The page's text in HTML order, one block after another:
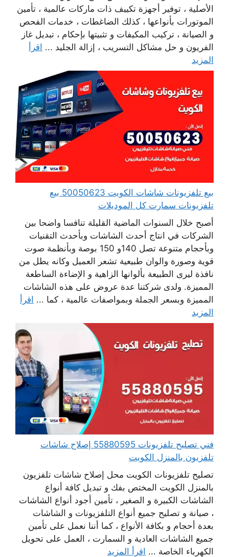
الأصلية ، توفير أجهزة تكييف ذات ماركات عالمية ، تأمين
الموتورات بأنواعها ، كذلك الضاغطات ، خدمات الفحص
و الصيانة ، تركيب المكيفات و تثبيتها بإحكام ، تبديل غاز
الفريون و حل مشاكل التسريب ، إزالة الجليد ... اقرأ
المزيد
بيع تلفزيونات شاشات الكويت 50050623 بيع
تلفزيونات سمارت كل الموديلات
أصبح خلال السنوات الماضية القليلة تنافسا واضحا بين
الشركات في انتاج أحدث الشاشات وبأحدث التقنيات
وبأحجام متنوعة تصل 140و 150 بوصة وبأنظمة صوت
قوية وصورة والوان طبيعية تشعر العميل وكانه يطل من
نافذة ليرى الطبيعة بألوانها الزاهية و الإضاءة الساطعة
المميزة. ولدى شركتنا عدة عروض على هذه الشاشات
المميزة وبسعر الجملة وبمواصفات عالمية ، كما ... اقرأ
المزيد
فني تصليح تلفزيونات 55880595 إصلاح شاشات
تلفزيون بالمنزل الكويت
تصليح تلفزيونات الكويت محل إصلاح شاشات تلفزيون
بالمنزل الكويت المختص بفك و تبديل كافة أنواع
الشاشات الكبيرة و الصغير ، تأمين أجود أنواع الشاشات
، صيانة و تصليح جميع أنواع التلفزيونات و الشاشات
بعدة أحجام و بكافة الأنواع ، كما أننا نعمل على تأمين
جميع الشاشات العادية و السمارت ، العمل على تحويل
الكهرباء الخاصة ... اقرأ المزيد